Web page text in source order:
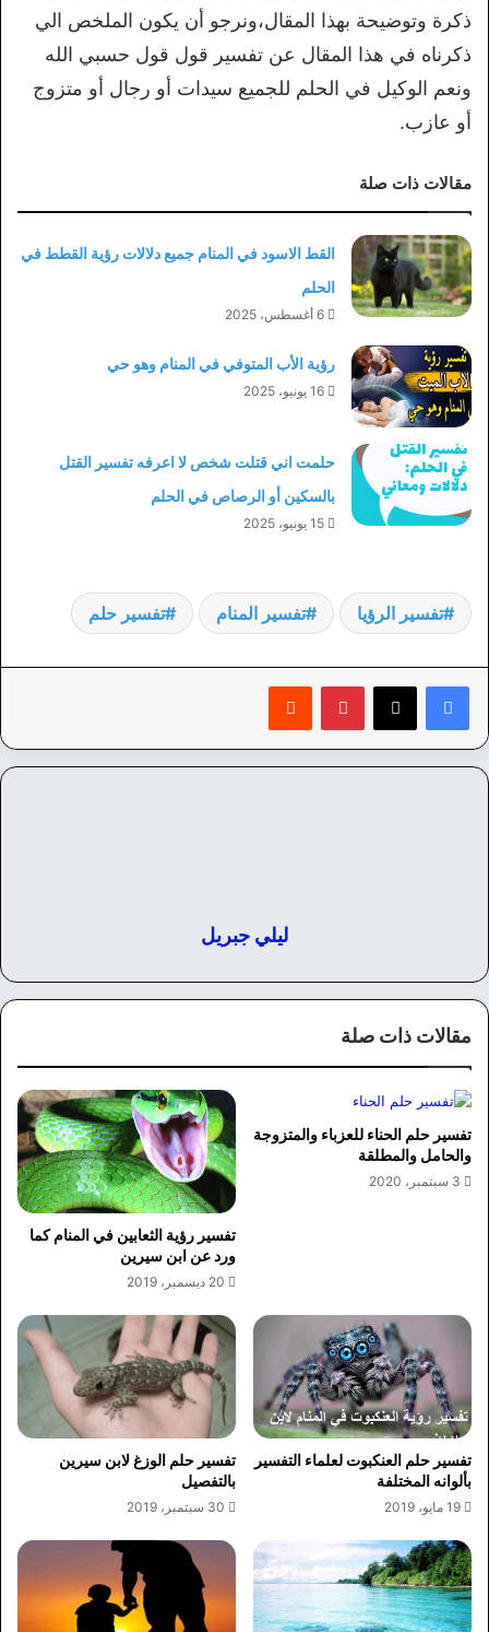
ذكرة وتوضيحة بهذا المقال،ونرجو أن يكون الملخص الي
ذكرناه في هذا المقال ‏عن تفسير قول قول حسبي الله
ونعم الوكيل في الحلم للجميع سيدات أو رجال أو متزوج
أو عازب.
مقالات ذات صلة
القط الاسود في المنام جميع دلالات رؤية القطط في
الحلم
6 أغسطس، 2025
رؤية الأب المتوفي في المنام وهو حي
16 يونيو، 2025
حلمت اني قتلت شخص لا اعرفه تفسير القتل
بالسكين أو الرصاص في الحلم
15 يونيو، 2025
تفسير الرؤيا تفسير المنام تفسير حلم
بينتيريست
ليلي جبريل
مقالات ذات صلة
تفسير حلم الحناء للعزباء والمتزوجة
والحامل والمطلقة
3 سبتمبر، 2020
تفسير رؤية الثعابين في المنام كما
ورد عن ابن سيرين
20 ديسمبر، 2019
تفسير حلم العنكبوت لعلماء التفسير
بألوانه المختلفة
19 مايو، 2019
تفسير حلم الوزغ لابن سيرين
بالتفصيل
30 سبتمبر، 2019